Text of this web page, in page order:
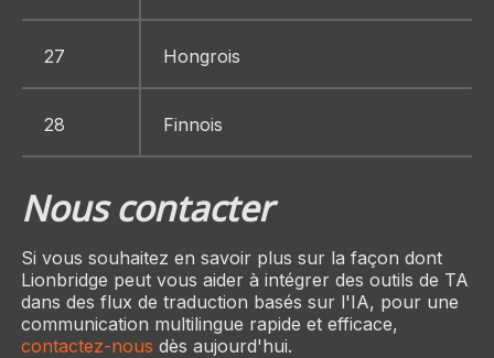
27 Hongrois
28 Finnois
Nous contacter
Si vous souhaitez en savoir plus sur la façon dont
Lionbridge peut vous aider à intégrer des outils de TA
dans des flux de traduction basés sur l'IA, pour une
communication multilingue rapide et efficace,
contactez-nous dès aujourd'hui.